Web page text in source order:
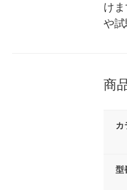
け
や
商
カ
型